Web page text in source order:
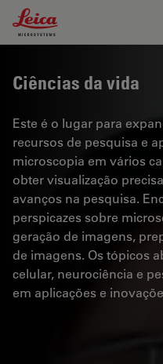
Leica Microsystems Logo
Ciências da vida
Este é o lugar para
recursos de pesquisa e
microscopia em vários
obter visualização
avanços na pesquisa.
perspicazes sobre
geração de imagens,
de imagens. Os tópicos
celular, neurociência e
em aplicações e